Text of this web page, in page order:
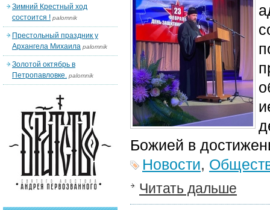
Божией в
Новости,
Читать дальше
Зимний Крестный ход
состоится ! palomnik
Престольный праздник у
Архангела Михаила palomnik
Золотой октябрь в
Петропавловке. palomnik